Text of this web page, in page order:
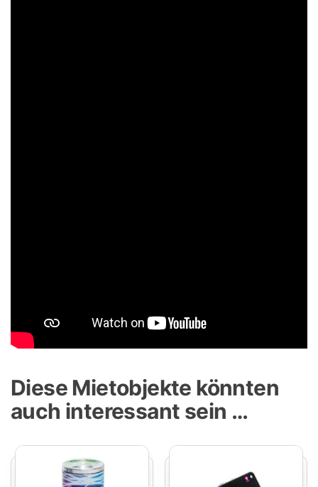
Diese Mietobjekte könnten
auch interessant sein …